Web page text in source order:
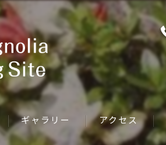
ギャラリー アクセス